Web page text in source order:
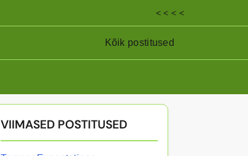
< < < <
Kõik postitused
VIIMASED POSTITUSED